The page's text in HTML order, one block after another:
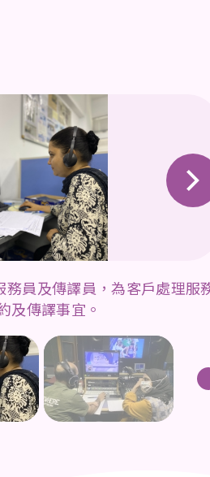
員及傳譯員，為客戶處理服
及傳譯事宜。